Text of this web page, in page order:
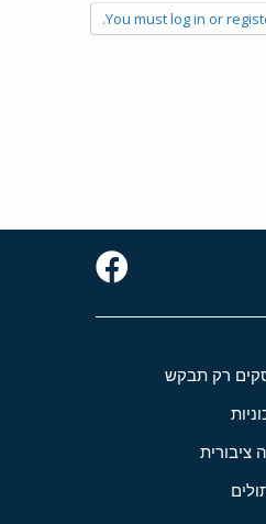
You must log in or
רק תבקש
ציבורית